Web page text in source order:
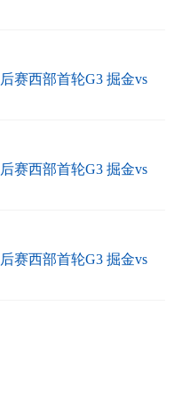
赛西部首轮G3 掘金vs
赛西部首轮G3 掘金vs
赛西部首轮G3 掘金vs